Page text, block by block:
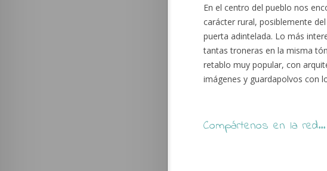
En el centro del pueblo nos
carácter rural, posiblemente
puerta adintelada. Lo más
tantas troneras en la misma
retablo muy popular, con
imágenes y guardapolvos con
Compártenos en la red...